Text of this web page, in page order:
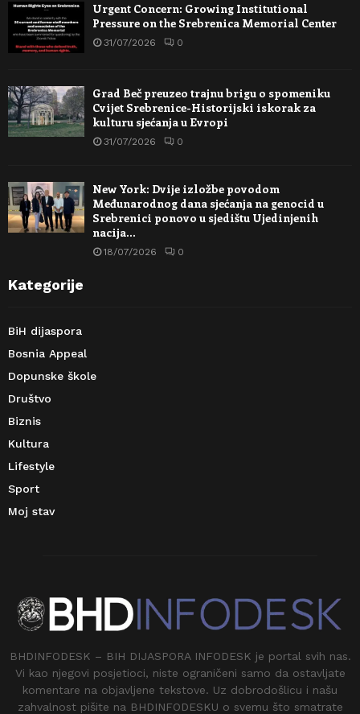
Urgent Concern: Growing Institutional
Pressure on the Srebrenica Memorial Center
31/07/2026 0
Grad Beč preuzeo trajnu brigu o spomeniku
Cvijet Srebrenice-Historijski iskorak za
kulturu sjećanja u Evropi
31/07/2026 0
New York: Dvije izložbe povodom
Međunarodnog dana sjećanja na genocid u
Srebrenici ponovo u sjedištu Ujedinjenih
nacija…
18/07/2026 0
Kategorije
BiH dijaspora
Bosnia Appeal
Dopunske škole
Društvo
Biznis
Kultura
Lifestyle
Sport
Moj stav
BHDINFODESK – BIH DIJASPORA INFODESK je portal svih nas.
Vi kao njegovi posjetioci, niste ograničeni samo da ostavljate
komentare na objavljene tekstove. Uz dobrodošlicu i našu
zahvalnost pišite na BHDINFODESKU o svemu što smatrate